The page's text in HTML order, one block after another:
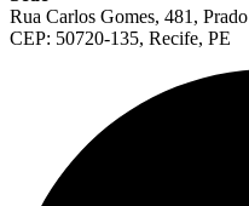
Rua Carlos Gomes, 481, Prado
CEP: 50720-135, Recife, PE